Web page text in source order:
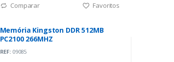
Comparar Favoritos
Memória Kingston DDR 512MB
PC2100 266MHZ
REF:09085